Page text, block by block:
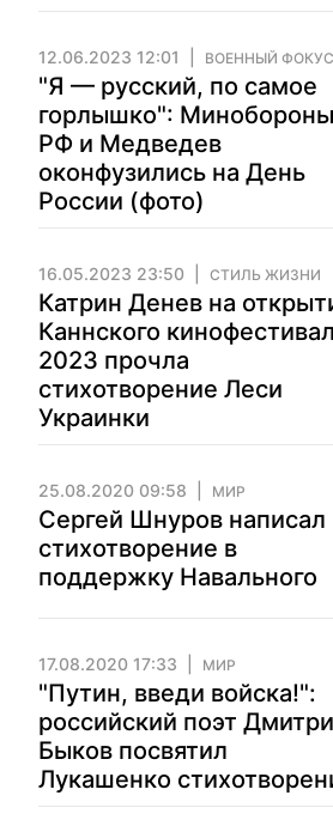
12.06.2023 12:01 ВОЕННЫЙ ФОКУС
"Я — русский, по самое
горлышко": Минобороны
РФ и Медведев
оконфузились на День
России (фото)
16.05.2023 23:50 СТИЛЬ ЖИЗНИ
Катрин Денев на
Каннского
2023 прочла
стихотворение Леси
Украинки
25.08.2020 09:58 МИР
Сергей Шнуров написал
стихотворение в
поддержку Навального
17.08.2020 17:33 МИР
"Путин, введи войска!":
российский поэт
Быков посвятил
Лукашенко